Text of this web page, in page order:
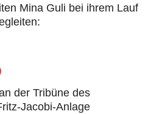
Mina Guli bei ihrem Lauf
der Tribüne des
Jacobi-Anlage